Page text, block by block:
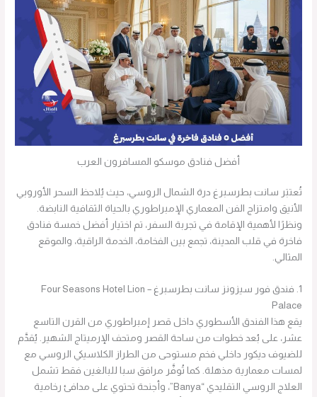
أفضل فنادق موسكو المسافرون العرب
تُعتبَر سانت بطرسبرغ درة الشمال الروسي، حيث يُلاحظ السحر الأوروبي
الأنيق وامتزاج الفن المعماري الإمبراطوري بالحياة الثقافية النابضة.
ونظرًا لأهمية الإقامة في تجربة السفر، تم اختيار أفضل خمسة فنادق
فاخرة في قلب المدينة، تجمع بين الفخامة، الخدمة الراقية، والموقع
المثالي.
1. فندق فور سيزونز سانت بطرسبرغ – Four Seasons Hotel Lion
Palace
يقع هذا الفندق الأسطوري داخل قصر إمبراطوري من القرن التاسع
عشر، على بُعد خطوات من ساحة القصر ومتحف الإرميتاج الشهير. يُقدَّم
للضيوف ديكور داخلي فخم مستوحى من الطراز الكلاسيكي الروسي مع
لمسات معمارية مذهلة. كما تُوفَّر مرافق سبا للبالغين فقط تشمل
العلاج الروسي التقليدي “Banya”، وأجنحة تحتوي على مدافئ رخامية